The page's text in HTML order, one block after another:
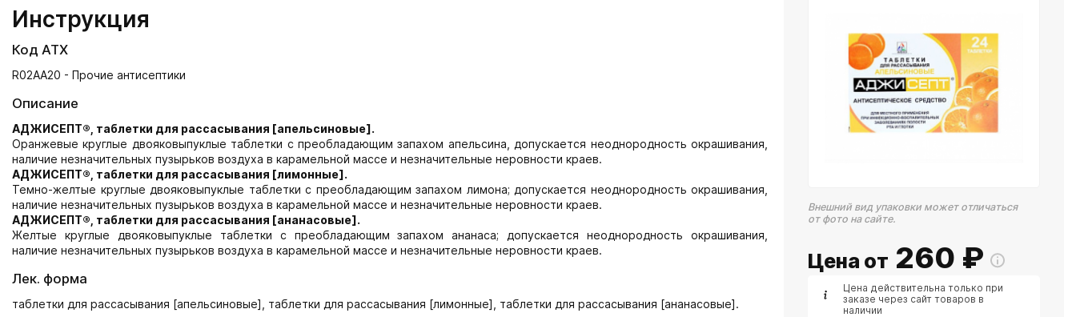
Инструкция
Код АТХ
R02AA20 - Прочие антисептики
Описание
АДЖИСЕПТ®, таблетки для рассасывания [апельсиновые].
Оранжевые круглые двояковыпуклые таблетки с преобладающим запахом апельсина, допускается неоднородность окрашивания,
наличие незначительных пузырьков воздуха в карамельной массе и незначительные неровности краев.
АДЖИСЕПТ®, таблетки для рассасывания [лимонные].
Темно-желтые круглые двояковыпуклые таблетки с преобладающим запахом лимона; допускается неоднородность окрашивания,
наличие незначительных пузырьков воздуха в карамельной массе и незначительные неровности краев.
АДЖИСЕПТ®, таблетки для рассасывания [ананасовые].
Желтые круглые двояковыпуклые таблетки с преобладающим запахом ананаса; допускается неоднородность окрашивания,
наличие незначительных пузырьков воздуха в карамельной массе и незначительные неровности краев.
Лек. форма
таблетки для рассасывания [апельсиновые], таблетки для рассасывания [лимонные], таблетки для рассасывания [ананасовые].
Внешний вид упаковки может отличаться
от фото на сайте.
Цена от 260 ₽
Цена действительна только при
заказе через сайт товаров в
наличии